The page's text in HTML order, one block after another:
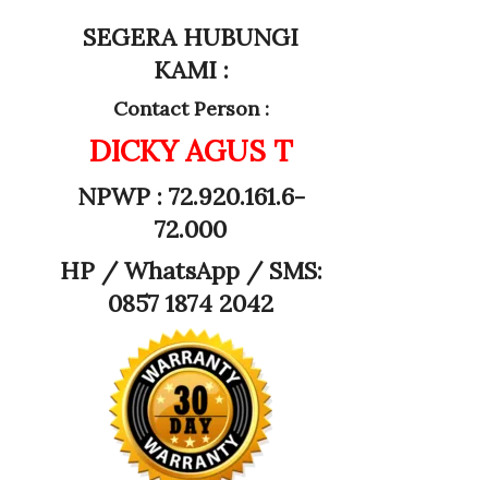
SEGERA HUBUNGI
KAMI :
Contact Person :
DICKY AGUS T
NPWP : 72.920.161.6-
72.000
HP /WhatsApp / SMS:
0857 1874 2042